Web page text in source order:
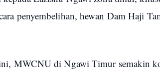
penyembelihan, hewan Dam Haji
MWCNU di Ngawi Timur semakin